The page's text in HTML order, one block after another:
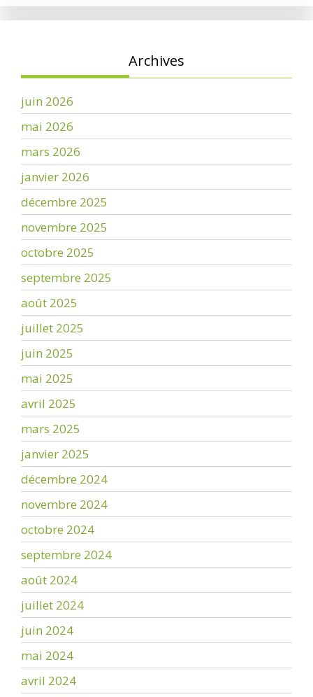
Archives
juin 2026
mai 2026
mars 2026
janvier 2026
décembre 2025
novembre 2025
octobre 2025
septembre 2025
août 2025
juillet 2025
juin 2025
mai 2025
avril 2025
mars 2025
janvier 2025
décembre 2024
novembre 2024
octobre 2024
septembre 2024
août 2024
juillet 2024
juin 2024
mai 2024
avril 2024